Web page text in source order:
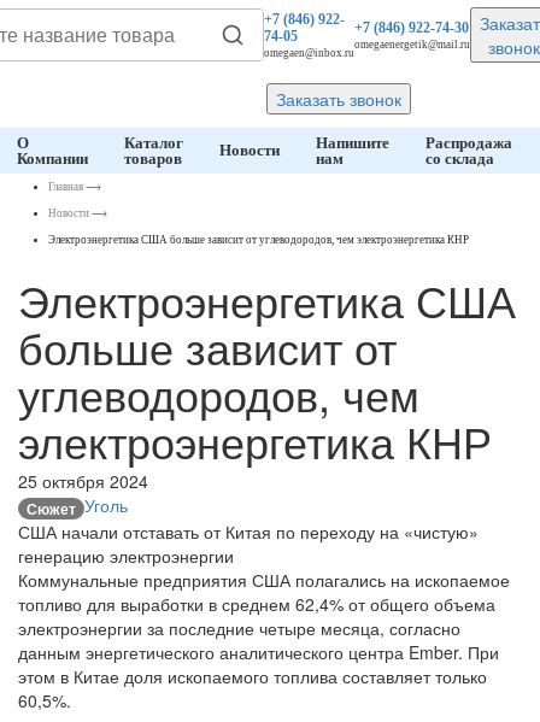
+7 (846)922-
74-05
omegaen@inbox.ru
+7 (846)922-74-30
omegaenergetik@mail.ru
звонок
Заказать звонок
О
Компании
Каталог
товаров
Новости
Напишите
нам
Распродажа
со склада
Главная ⟶
Новости ⟶
Электроэнергетика США больше зависит от углеводородов, чем электроэнергетика КНР
Электроэнергетика США
больше зависит от
углеводородов, чем
электроэнергетика КНР
25 октября 2024
Сюжет Уголь
США начали отставать от Китая по переходу на «чистую»
генерацию электроэнергии
Коммунальные предприятия США полагались на ископаемое
топливо для выработки в среднем 62,4% от общего объема
электроэнергии за последние четыре месяца, согласно
данным энергетического аналитического центра Ember. При
этом в Китае доля ископаемого топлива составляет только
60,5%.